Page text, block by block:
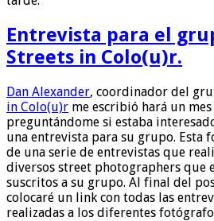
Entrevista para el
Streets in Colo(u)r.
Dan Alexander, coordinador del
in Colo(u)r me escribió hará un mes
preguntándome si estaba
una entrevista para su grupo. Esta
de una serie de entrevistas que
diversos street photographers que
suscritos a su grupo. Al final del
colocaré un link con todas las
realizadas a los diferentes